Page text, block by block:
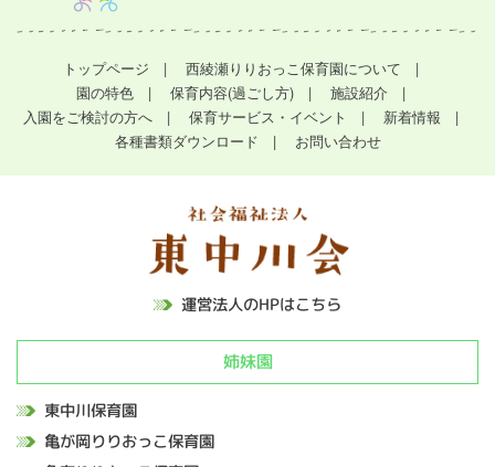
トップページ
西綾瀬りりおっこ保育園について
園の特色
保育内容(過ごし方)
施設紹介
入園をご検討の方へ
保育サービス・イベント
新着情報
各種書類ダウンロード
お問い合わせ
運営法人のHPはこちら
姉妹園
東中川保育園
亀が岡りりおっこ保育園